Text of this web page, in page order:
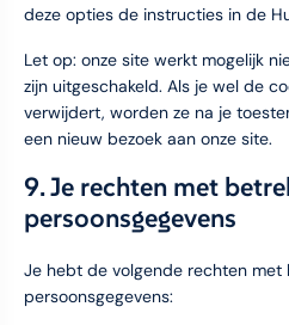
deze opties de instructies in de
Let op: onze site werkt mogelijk
zijn uitgeschakeld. Als je wel de
verwijdert, worden ze na je
een nieuw bezoek aan onze site.
9. Je rechten met
persoonsgegevens
Je hebt de volgende rechten met
persoonsgegevens: